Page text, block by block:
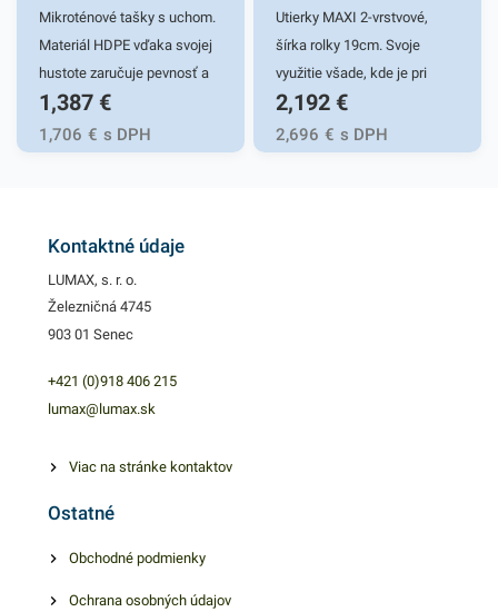
nájdete ďalšie podobné
produkty, ktoré vás zaručene
oslovia. Balenie obsahuje
50ks viečok.
nájdete ďalšie podobné
produkty, ktoré vás zaručene
oslovia.
Mikroténové tašky s uchom.
Materiál HDPE vďaka svojej
hustote zaručuje pevnosť a
odolnosť. Je netoxický, preto
sa využíva hlavne v
potravinárstve pri balení
tovare. Svoje využitie si nájdu
recyklovateľné. Praktické
transparentná Hrúbka: 9µm
1,387 €
1,706 € s DPH
Utierky MAXI 2-vrstvové,
šírka rolky 19cm. Svoje
využitie všade, kde je pri
vysokej frekvencii nutné
udržať poriadok a čistotu.
Zdravotnícke zariadenia,
2,192 €
2,696 € s DPH
Kontaktné údaje
LUMAX, s. r. o.
Železničná 4745
903 01 Senec
+421 (0)918 406 215
lumax@lumax.sk
Viac na stránke kontaktov
Ostatné
Obchodné podmienky
Ochrana osobných údajov